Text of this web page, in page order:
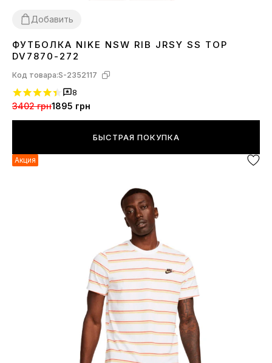
Добавить
XS SML
ФУТБОЛКА NIKE NSW RIB JRSY SS TOP
DV7870-272
Код товара:S-2352117
8
3402 грн1895 грн
БЫСТРАЯ ПОКУПКА
Акция